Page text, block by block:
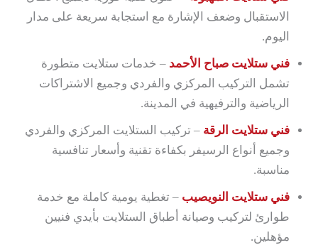
الاستقبال وضعف الإشارة مع استجابة سريعة على مدار
اليوم.
فني ستلايت صباح الأحمد – خدمات ستلايت متطورة
تشمل التركيب المركزي والفردي وجميع الاشتراكات
الرياضية والترفيهية في المدينة.
فني ستلايت الرقة – تركيب الستلايت المركزي والفردي
وجميع أنواع الرسيفر بكفاءة تقنية وأسعار تنافسية
مناسبة.
فني ستلايت النويصيب – تغطية يومية كاملة مع خدمة
طوارئ لتركيب وصيانة أطباق الستلايت بأيدي فنيين
مؤهلين.